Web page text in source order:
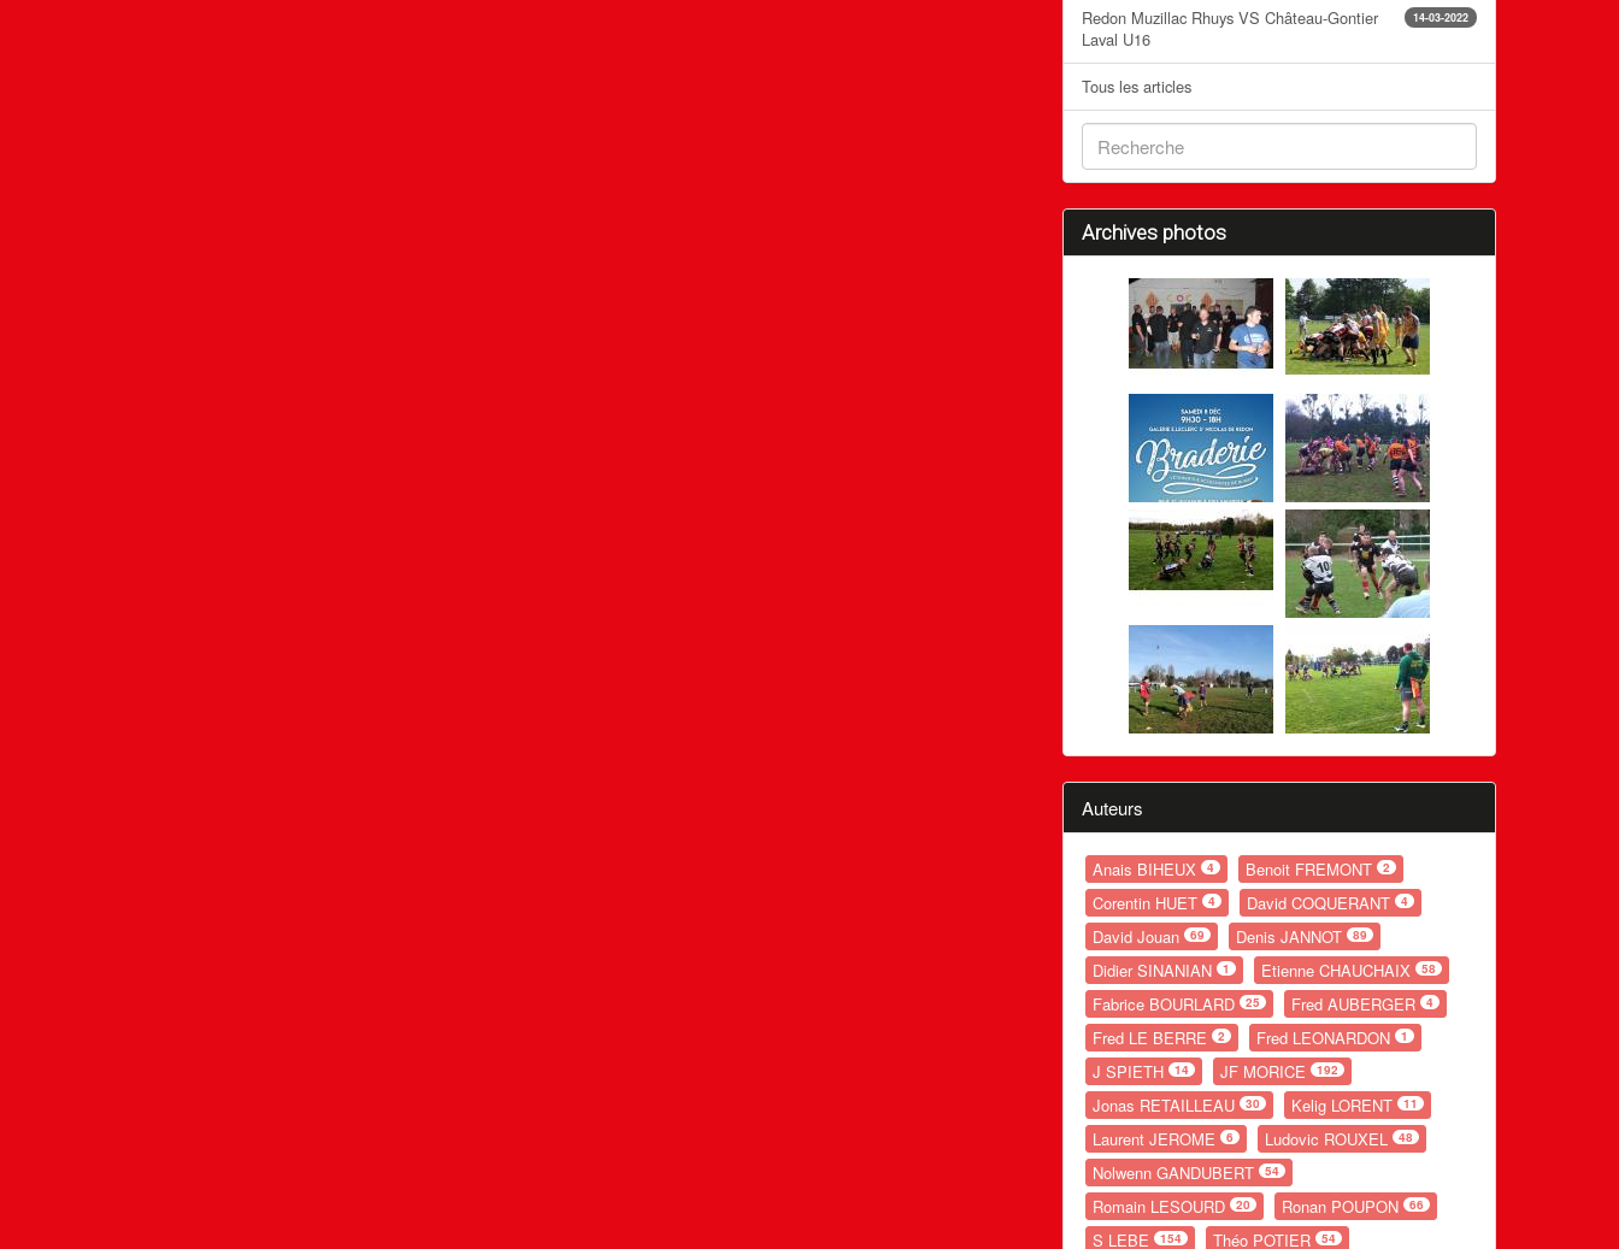
14-03-2022
Redon Muzillac Rhuys VS Château-Gontier
Laval U16
Tous les articles
Archives photos
Auteurs
Anais BIHEUX 4 Benoit FREMONT 2
Corentin HUET 4 David COQUERANT 4
David Jouan 69 Denis JANNOT 89
Didier SINANIAN 1 Etienne CHAUCHAIX 58
Fabrice BOURLARD 25 Fred AUBERGER 4
Fred LE BERRE 2 Fred LEONARDON 1
J SPIETH 14 JF MORICE 192
Jonas RETAILLEAU 30 Kelig LORENT 11
Laurent JEROME 6 Ludovic ROUXEL 48
Nolwenn GANDUBERT 54
Romain LESOURD 20 Ronan POUPON 66
S LEBE 154 Théo POTIER 54